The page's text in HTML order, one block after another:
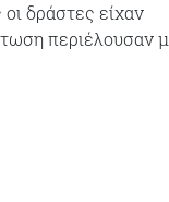
δράστες είχαν
περιέλουσαν